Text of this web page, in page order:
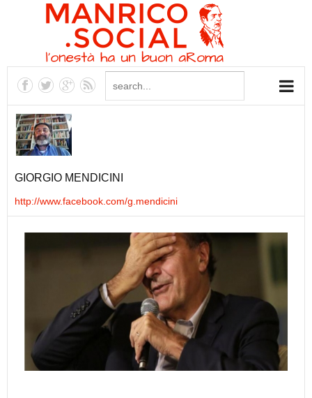
GIORGIO MENDICINI
http://www.facebook.com/g.mendicini